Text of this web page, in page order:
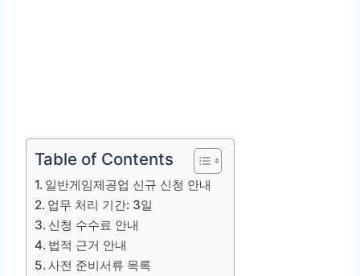
Table of Contents
일반게임제공업 신규 신청 안내
업무 처리 기간: 3일
신청 수수료 안내
법적 근거 안내
사전 준비서류 목록